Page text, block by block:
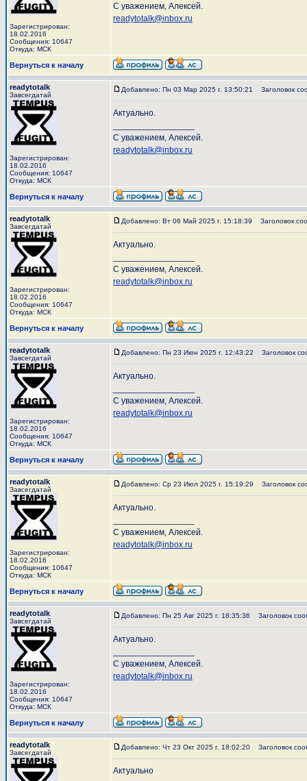
Зарегистрирован:
18.02.2016
Сообщения: 10647
Откуда: МСК
С уважением, Алексей.
readytotalk@inbox.ru
Вернуться к началу
readytotalk
Завсегдатай
Зарегистрирован:
18.02.2016
Сообщения: 10647
Откуда: МСК
Добавлено: Пн 03 Мар 2025 г. 13:50:21 Заголовок
Актуально.
С уважением, Алексей.
readytotalk@inbox.ru
Вернуться к началу
readytotalk
Завсегдатай
Зарегистрирован:
18.02.2016
Сообщения: 10647
Откуда: МСК
Добавлено: Вт 06 Май 2025 г. 15:18:39 Заголовок
Актуально.
С уважением, Алексей.
readytotalk@inbox.ru
Вернуться к началу
readytotalk
Завсегдатай
Зарегистрирован:
18.02.2016
Сообщения: 10647
Откуда: МСК
Добавлено: Пн 23 Июн 2025 г. 12:43:22 Заголовок
Актуально.
С уважением, Алексей.
readytotalk@inbox.ru
Вернуться к началу
readytotalk
Завсегдатай
Зарегистрирован:
18.02.2016
Сообщения: 10647
Откуда: МСК
Добавлено: Ср 23 Июл 2025 г. 15:19:29 Заголовок
Актуально.
С уважением, Алексей.
readytotalk@inbox.ru
Вернуться к началу
readytotalk
Завсегдатай
Зарегистрирован:
18.02.2016
Сообщения: 10647
Откуда: МСК
Добавлено: Пн 25 Авг 2025 г. 18:35:36 Заголовок
Актуально.
С уважением, Алексей.
readytotalk@inbox.ru
Вернуться к началу
readytotalk
Завсегдатай
Добавлено: Чт 23 Окт 2025 г. 18:02:20 Заголовок
Актуально